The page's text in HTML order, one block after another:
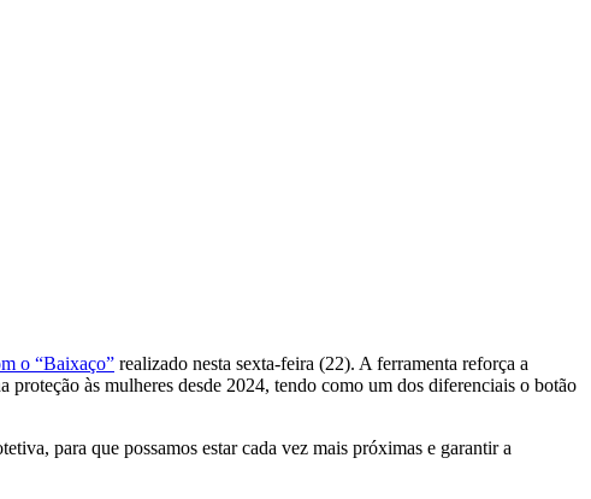
o “Baixaço” realizado nesta sexta-feira (22). A ferramenta reforça a
às mulheres desde 2024, tendo como um dos diferenciais o botão
para que possamos estar cada vez mais próximas e garantir a